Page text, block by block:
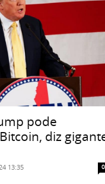
pode
diz
13:35 0